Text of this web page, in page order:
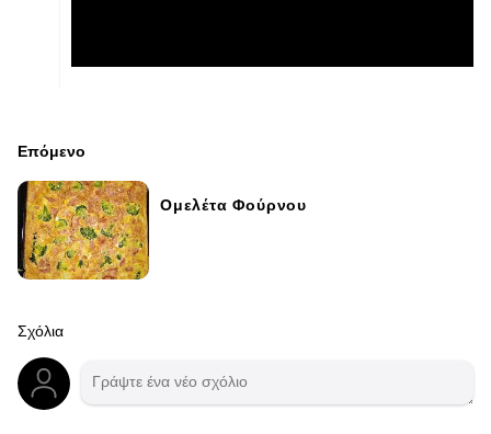
Επόμενο
Ομελέτα Φούρνου
Σχόλια